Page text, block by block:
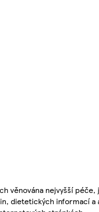
věnována nejvyšší
dietetických informací